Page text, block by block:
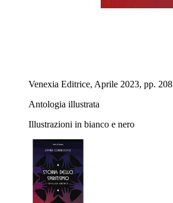
Venexia Editrice, Aprile 2023, pp. 208
Antologia illustrata
Illustrazioni in bianco e nero